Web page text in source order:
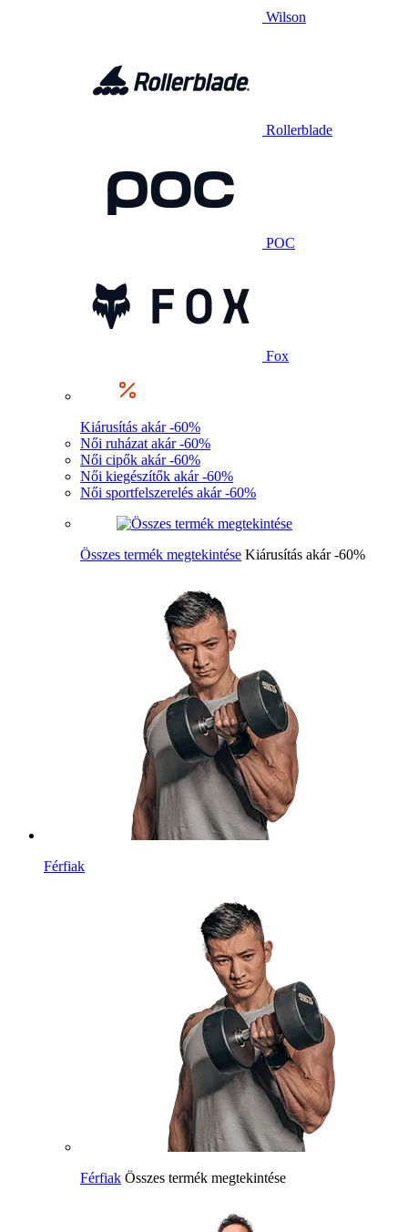
Wilson
Rollerblade
POC
Fox
Kiárusítás akár -60%
Női ruházat akár -60%
Női cipők akár -60%
Női kiegészítők akár -60%
Női sportfelszerelés akár -60%
Összes termék megtekintése Kiárusítás akár -60%
Férfiak
Férfiak Összes termék megtekintése